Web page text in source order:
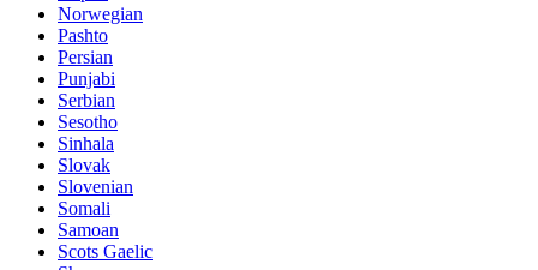
Norwegian
Pashto
Persian
Punjabi
Serbian
Sesotho
Sinhala
Slovak
Slovenian
Somali
Samoan
Scots Gaelic